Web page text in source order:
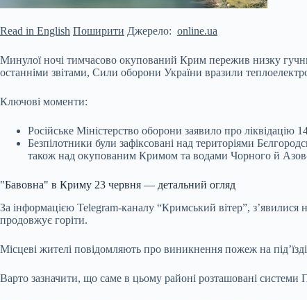
Read in English Поширити Джерело: online.ua
Минулої ночі тимчасово окупований Крим пережив низку
останніми звітами, Сили оборони України вразили
Ключові моменти:
Російське Міністерство оборони заявило про ліквідацію
Безпілотники були зафіксовані над територіями
також над окупованим Кримом та водами Чорного й
"Бавовна" в Криму 23 червня — детальний огляд
За інформацією Telegram-каналу “Кримський вітер”,
продовжує горіти.
Місцеві жителі повідомляють про виникнення пожеж на
Варто зазначити, що саме в цьому районі розташовані